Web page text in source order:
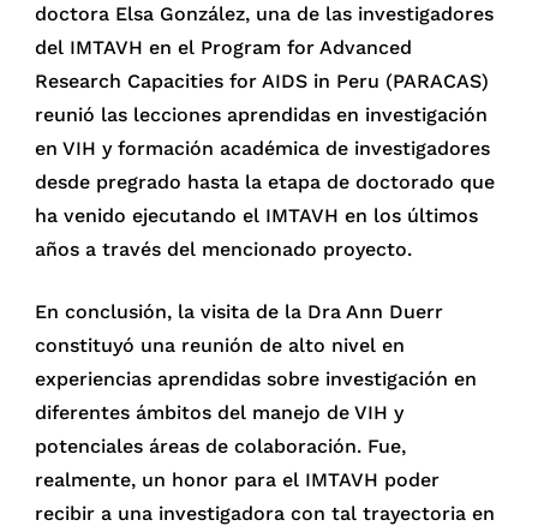
doctora Elsa González, una de las investigadores
del IMTAVH en el Program for Advanced
Research Capacities for AIDS in Peru (PARACAS)
reunió las lecciones aprendidas en investigación
en VIH y formación académica de investigadores
desde pregrado hasta la etapa de doctorado que
ha venido ejecutando el IMTAVH en los últimos
años a través del mencionado proyecto.
En conclusión, la visita de la Dra Ann Duerr
constituyó una reunión de alto nivel en
experiencias aprendidas sobre investigación en
diferentes ámbitos del manejo de VIH y
potenciales áreas de colaboración. Fue,
realmente, un honor para el IMTAVH poder
recibir a una investigadora con tal trayectoria en